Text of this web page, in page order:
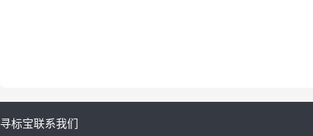
寻标宝联系我们